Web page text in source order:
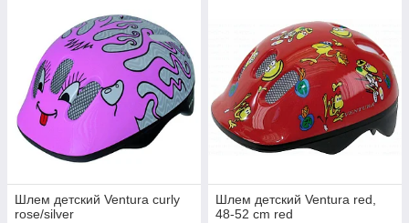
Шлем детский Ventura curly
rose/silver
Шлем детский Ventura red,
48-52 cm red